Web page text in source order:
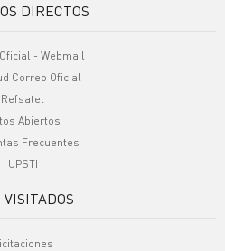
DIRECTOS
- Webmail
Correo Oficial
Refsatel
Abiertos
Frecuentes
UPSTI
VISITADOS